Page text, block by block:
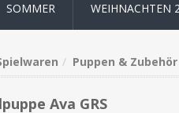
SOMMER WEIHNACHTEN
Puppen & Zubehör
Ava GRS